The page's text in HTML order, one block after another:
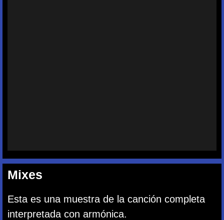
Mixes
Esta es una muestra de la canción completa
interpretada con armónica.